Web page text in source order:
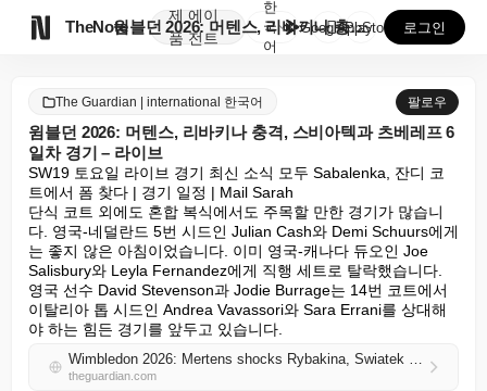
TheNote
제
품
에이
전트
윔블던 2026: 머텐스, 리바키나 충격, 스비아텍과 ...
한
국
어
GooglePlay
AppStore 로그인
The Guardian | international 한국어 팔로우
윔블던 2026: 머텐스, 리바키나 충격, 스비아텍과 츠베레프 6
일차 경기 – 라이브
SW19 토요일 라이브 경기 최신 소식 모두 Sabalenka, 잔디 코
트에서 폼 찾다 | 경기 일정 | Mail Sarah
단식 코트 외에도 혼합 복식에서도 주목할 만한 경기가 많습니
다. 영국-네덜란드 5번 시드인 Julian Cash와 Demi Schuurs에게
는 좋지 않은 아침이었습니다. 이미 영국-캐나다 듀오인 Joe
Salisbury와 Leyla Fernandez에게 직행 세트로 탈락했습니다.
영국 선수 David Stevenson과 Jodie Burrage는 14번 코트에서
이탈리아 톱 시드인 Andrea Vavassori와 Sara Errani를 상대해
야 하는 힘든 경기를 앞두고 있습니다.
Wimbledon 2026: Mertens shocks Rybakina, Swiatek and Zverev in action on day six – live
theguardian.com